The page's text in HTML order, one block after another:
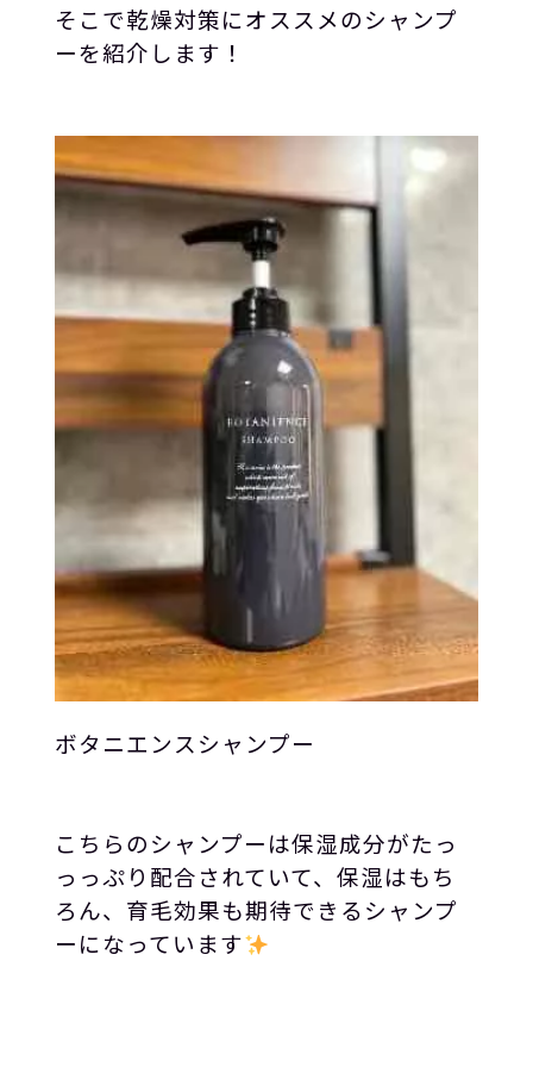
そこで乾燥対策にオススメのシャンプ
ーを紹介します！
ボタニエンスシャンプー
こちらのシャンプーは保湿成分がたっ
っっぷり配合されていて、保湿はもち
ろん、育毛効果も期待できるシャンプ
ーになっています